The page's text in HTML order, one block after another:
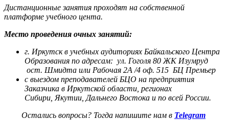
Дистанционные занятия проходят на собственной
платформе учебного цента.
Место проведения очных занятий:
г. Иркутск в учебных аудиториях Байкальского Центра
Образования по адресам: ул. Гоголя 80 ЖК Изумруд
ост. Шмидта или Рабочая 2А /4 оф. 515 БЦ Премьер
с выездом преподавателей БЦО на предприятия
Заказчика в Иркутской области, регионах
Сибири, Якутии, Дальнего Востока и по всей России.
Остались вопросы? Тогда напишите нам в Telegram